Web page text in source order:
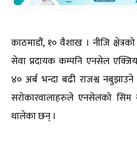
काठमाडौं, १० वैशाख । नीजि
सेवा प्रदायक कम्पनि एनसेल
४० अर्ब भन्दा बढी राजश्व
सरोकारवालाहरुले एनसेलको सिम
थालेका छन् ।